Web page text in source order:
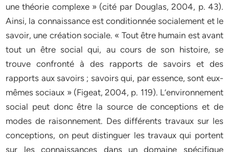
une théorie complexe » (cité par Douglas, 2004, p. 43).
Ainsi, la connaissance est conditionnée socialement et le
savoir, une création sociale. « Tout être humain est avant
tout un être social qui, au cours de son histoire, se
trouve confronté à des rapports de savoirs et des
rapports aux savoirs ; savoirs qui, par essence, sont eux-
mêmes sociaux » (Figeat, 2004, p. 119). L’environnement
social peut donc être la source de conceptions et de
modes de raisonnement. Des différents travaux sur les
conceptions, on peut distinguer les travaux qui portent
sur les connaissances dans un domaine spécifique